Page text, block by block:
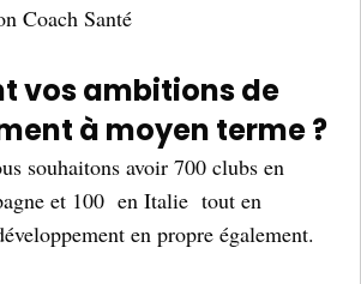
Coach Santé
vos ambitions de
à moyen terme ?
souhaitons avoir 700 clubs en
et 100 en Italie tout en
en propre également.